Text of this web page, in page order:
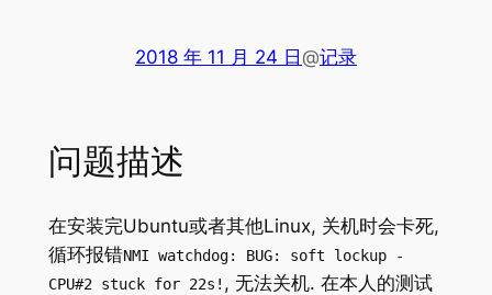
2018 年 11 月 24 日 @记录
问题描述
在安装完Ubuntu或者其他Linux, 关机时会卡死,
循环报错NMI watchdog: BUG: soft lockup -
CPU#2 stuck for 22s! , 无法关机. 在本人的测试